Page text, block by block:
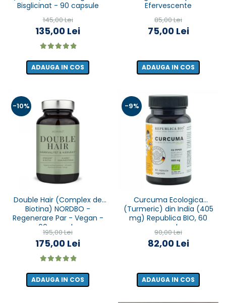
Bisglicinat - 90 capsule
145,00 Lei
135,00 Lei
ADAUGA IN COS
Efervescente
85,00 Lei
75,00 Lei
ADAUGA IN COS
-10%
Double Hair (Complex de
Biotina) NORDBO -
Regenerare Par - Vegan -
60 capsule
195,00 Lei
175,00 Lei
ADAUGA IN COS
-9%
Curcuma Ecologica
(Turmeric) din India (405
mg) Republica BIO, 60
capsule
90,00 Lei
82,00 Lei
ADAUGA IN COS